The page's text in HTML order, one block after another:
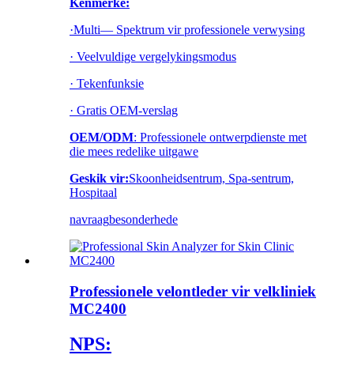
Kenmerke:
·Multi— Spektrum vir professionele verwysing
· Veelvuldige vergelykingsmodus
· Tekenfunksie
· Gratis OEM-verslag
OEM/ODM: Professionele ontwerpdienste met
die mees redelike uitgawe
Geskik vir:Skoonheidsentrum, Spa-sentrum,
Hospitaal
navraagbesonderhede
Professionele velontleder vir velkliniek
MC2400
NPS: